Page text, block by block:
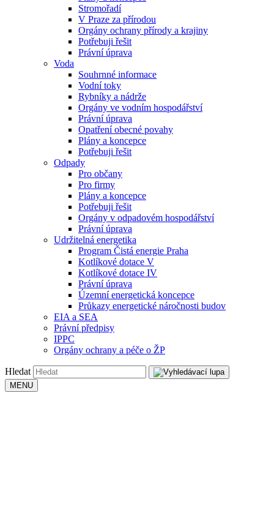
Stromořadí
V Praze za přírodou
Orgány ochrany přírody a krajiny
Potřebuji řešit
Právní úprava
Voda
Souhrnné informace
Vodní toky
Rybníky a nádrže
Orgány ve vodním hospodářství
Právní úprava
Opatření obecné povahy
Plány a koncepce
Potřebuji řešit
Odpady
Pro občany
Pro firmy
Plány a koncepce
Potřebuji řešit
Orgány v odpadovém hospodářství
Právní úprava
Udržitelná energetika
Program Čistá energie Praha
Kotlíkové dotace V
Kotlíkové dotace IV
Právní úprava
Územní energetická koncepce
Průkazy energetické náročnosti budov
EIA a SEA
Právní předpisy
IPPC
Orgány ochrany a péče o ŽP
Hledat
MENU